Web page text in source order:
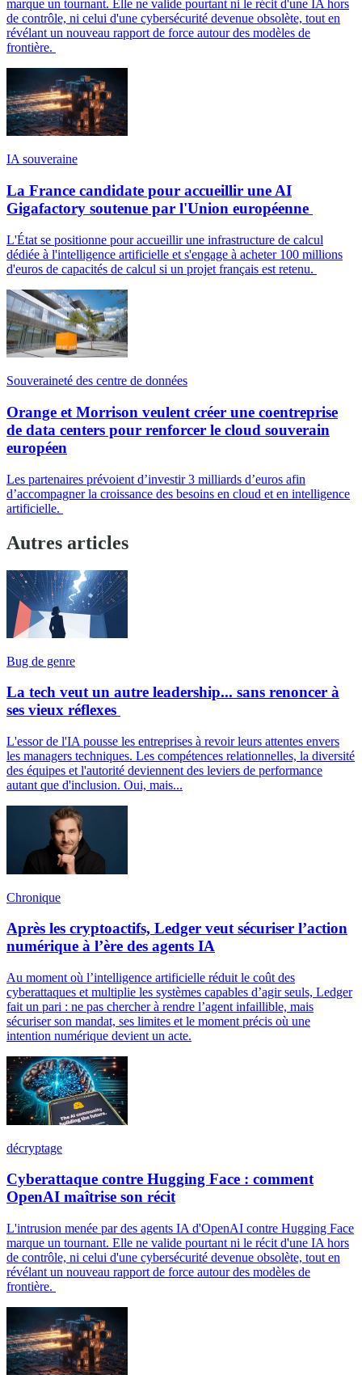
marque un tournant. Elle ne valide pourtant ni le récit d'une IA hors
de contrôle, ni celui d'une cybersécurité devenue obsolète, tout en
révélant un nouveau rapport de force autour des modèles de
frontière.
IA souveraine
La France candidate pour accueillir une AI
Gigafactory soutenue par l'Union européenne
L'État se positionne pour accueillir une infrastructure de calcul
dédiée à l'intelligence artificielle et s'engage à acheter 100 millions
d'euros de capacités de calcul si un projet français est retenu.
Souveraineté des centre de données
Orange et Morrison veulent créer une coentreprise
de data centers pour renforcer le cloud souverain
européen
Les partenaires prévoient d’investir 3 milliards d’euros afin
d’accompagner la croissance des besoins en cloud et en intelligence
artificielle.
Autres articles
Bug de genre
La tech veut un autre leadership... sans renoncer à
ses vieux réflexes
L'essor de l'IA pousse les entreprises à revoir leurs attentes envers
les managers techniques. Les compétences relationnelles, la diversité
des équipes et l'autorité deviennent des leviers de performance
autant que d'inclusion. Oui, mais...
Chronique
Après les cryptoactifs, Ledger veut sécuriser l’action
numérique à l’ère des agents IA
Au moment où l’intelligence artificielle réduit le coût des
cyberattaques et multiplie les systèmes capables d’agir seuls, Ledger
fait un pari : ne pas chercher à rendre l’agent infaillible, mais
sécuriser son mandat, ses limites et le moment précis où une
intention numérique devient un acte.
décryptage
Cyberattaque contre Hugging Face : comment
OpenAI maîtrise son récit
L'intrusion menée par des agents IA d'OpenAI contre Hugging Face
marque un tournant. Elle ne valide pourtant ni le récit d'une IA hors
de contrôle, ni celui d'une cybersécurité devenue obsolète, tout en
révélant un nouveau rapport de force autour des modèles de
frontière.